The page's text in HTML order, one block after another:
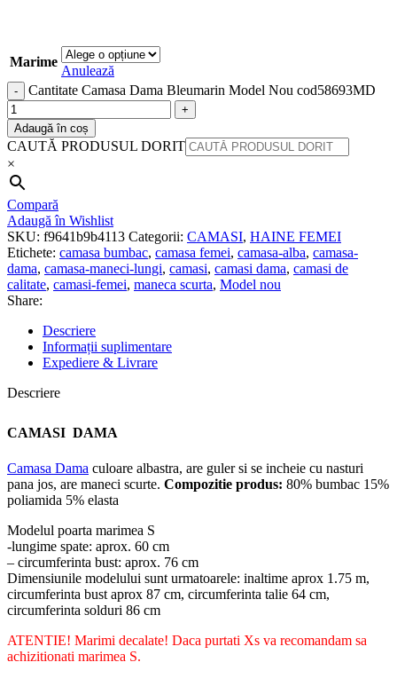
Marime
Anulează
Cantitate Camasa Dama Bleumarin Model Nou cod58693MD
Adaugă în coș
CAUTĂ PRODUSUL DORIT
×
Compară
Adaugă în Wishlist
SKU: f9641b9b4113 Categorii: CAMASI, HAINE FEMEI
Etichete: camasa bumbac, camasa femei, camasa-alba, camasa-
dama, camasa-maneci-lungi, camasi, camasi dama, camasi de
calitate, camasi-femei, maneca scurta, Model nou
Share:
Descriere
Informații suplimentare
Expediere & Livrare
Descriere
CAMASI DAMA
Camasa Dama culoare albastra, are guler si se incheie cu nasturi
pana jos, are maneci scurte. Compozitie produs: 80% bumbac 15%
poliamida 5% elasta
Modelul poarta marimea S
-lungime spate: aprox. 60 cm
– circumferinta bust: aprox. 76 cm
Dimensiunile modelului sunt urmatoarele: inaltime aprox 1.75 m,
circumferinta bust aprox 87 cm, circumferinta talie 64 cm,
circumferinta solduri 86 cm
ATENTIE! Marimi decalate! Daca purtati Xs va recomandam sa
achizitionati marimea S.